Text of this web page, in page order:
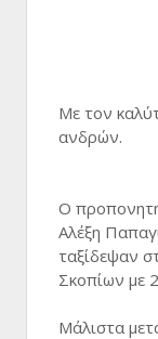
Με τον
ανδρών.
O
Αλέξη
ταξίδεψαν
Σκοπίων με
Μάλιστα